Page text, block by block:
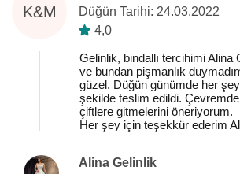
K&M
Düğün Tarihi: 24.03.2022
4,0
Gelinlik, bindallı tercihimi Alina
ve bundan pişmanlık
güzel. Düğün günümde her
şekilde teslim edildi.
çiftlere gitmelerini öneriyorum.
Her şey için teşekkür ederim
Alina Gelinlik